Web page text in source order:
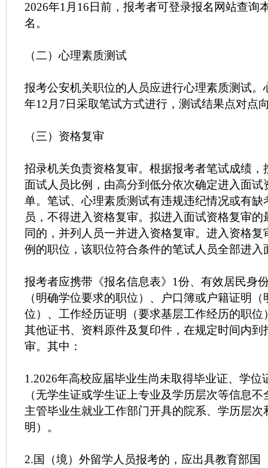
2026年1月16日前，报考者可登录报名网站查询
名。
（二）心理素质测试
报考公安机关职位的人员应进行心理素质测试。
年12月7日采取笔试方式进行，测试结果点对点
（三）资格复审
招录机关负责资格复审。根据报考者笔试成绩，
面试人员比例，由高分到低分依次确定进入面试
单。笔试、心理素质测试有违规违纪情况或有缺
员，不得进入资格复审。拟进入面试资格复审
同的，并列人员一并进入资格复审。进入资格
例的职位，该职位符合条件的笔试人员全部进入
报考者应携带《报名信息表》1份、有效居民身
（明确学位要求的职位）、户口簿或户籍证明
位）、工作经历证明（要求基层工作经历的职位
其他证书、资料原件及复印件，在规定时间内到
审。其中：
1.2026年高校应届毕业生尚未取得毕业证、学位
（无学生证或学生证上专业及学历层次等信息
主管毕业生就业工作部门开具的院系、学历层次
明）。
2.国（境）外留学人员报考的，应出具教育部国